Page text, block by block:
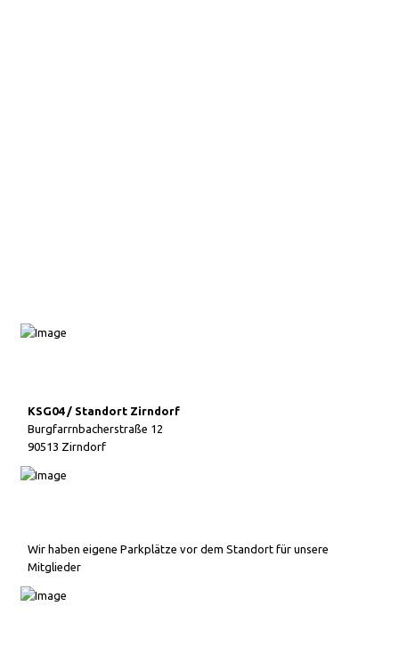
KSG04 / Standort Zirndorf
Burgfarrnbacherstraße 12
90513 Zirndorf
Wir haben eigene Parkplätze vor dem Standort für unsere
Mitglieder